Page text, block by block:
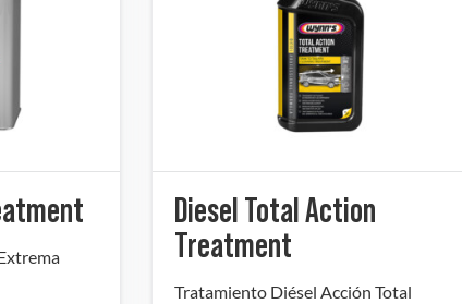
Diesel Total Action
Treatment
Tratamiento Diésel Acción Total